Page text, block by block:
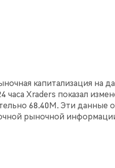
капитализация на
часа Xraders показал
68.40M. Эти данные
рыночной